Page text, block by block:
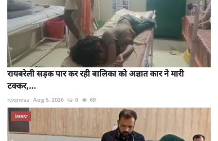
रायबरेली सड़क पार कर रही बालिका को अज्ञात कार ने मारी
टक्कर,...
rexpress Aug 5, 2026 0 69
latest